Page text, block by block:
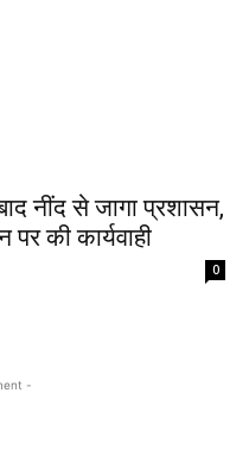
नींद से जागा प्रशासन,
की कार्यवाही
0
-